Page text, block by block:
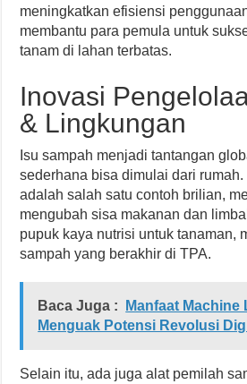
meningkatkan efisiensi
membantu para pemula untuk
tanam di lahan terbatas.
Inovasi
& Lingkungan
Isu sampah menjadi tantangan
sederhana bisa dimulai dari
adalah salah satu contoh brilian,
mengubah sisa makanan dan
pupuk kaya nutrisi untuk tanaman,
sampah yang berakhir di TPA.
Baca Juga :
Manfaat Machine
Menguak Potensi Revolusi
Selain itu, ada juga alat pemilah